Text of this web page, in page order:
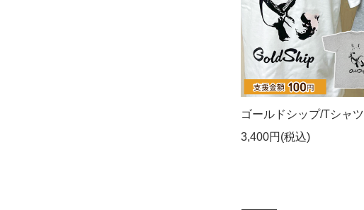
ゴールドシップ/Tシャツ
3,400円(税込)